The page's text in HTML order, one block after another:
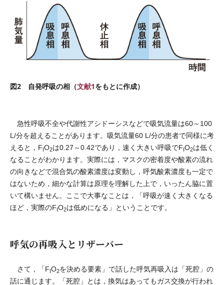
図2 自発呼吸の相（文献1をもとに作成）
急性呼吸不全や代謝性アシドーシスなどで吸気流量は60～100
L/分を超えることがあります。吸気流量60 L/分の患者で同様に考
えると，FIO2は0.27～0.42であり，速く大きい呼吸でFIO2は低く
なることがわかります。実際には，マスクの密着度や酸素の流れ
の向きなどで混合気の酸素濃度は変動し，呼気酸素濃度も一定で
はないため，細かな計算は原理を理解した上で，いったん脇に置
いて構いません。ここで大事なことは，「呼吸が速く大きくなる
ほど，実際のFIO2は低めになる」ということです。
呼気の再吸入とリザーバー
さて，「FIO2を決める要素」で話した呼気再吸入は「死腔」の
話に通じます。「死腔」とは，換気はあってもガス交換が行われ